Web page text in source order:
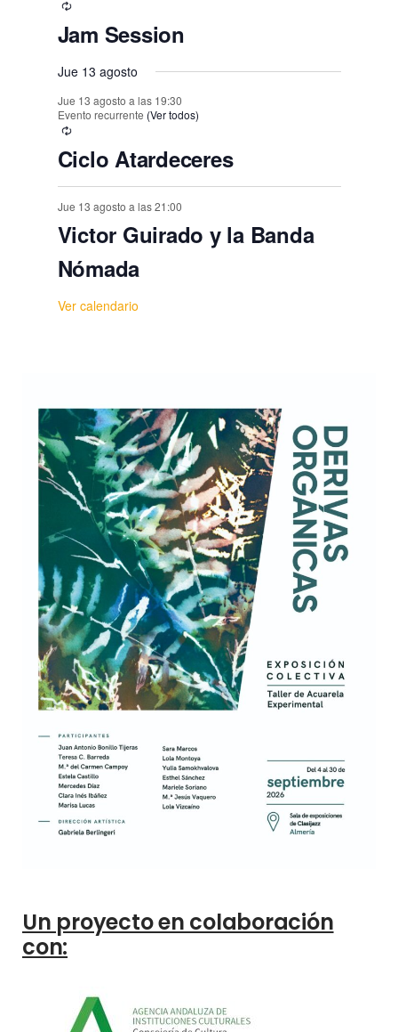
Jam Session
Jue 13 agosto
Jue 13 agosto a las 19:30
Evento recurrente (Ver todos)
Ciclo Atardeceres
Jue 13 agosto a las 21:00
Victor Guirado y la Banda
Nómada
Ver calendario
Un proyecto en colaboración
con: